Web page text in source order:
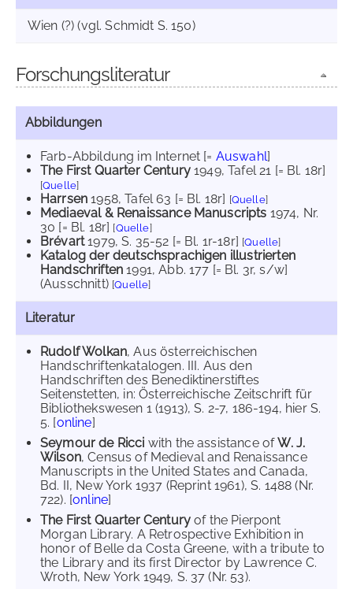
Wien (?) (vgl. Schmidt S. 150)
Forschungsliteratur
Abbildungen
Farb-Abbildung im Internet [= Auswahl]
The First Quarter Century 1949, Tafel 21 [= Bl. 18r]
[Quelle]
Harrsen 1958, Tafel 63 [= Bl. 18r] [Quelle]
Mediaeval & Renaissance Manuscripts 1974, Nr.
30 [= Bl. 18r] [Quelle]
Brévart1979, S. 35-52 [= Bl. 1r-18r] [Quelle]
Katalog der deutschsprachigen illustrierten
Handschriften 1991, Abb. 177 [= Bl. 3r, s/w]
(Ausschnitt) [Quelle]
Literatur
Rudolf Wolkan, Aus österreichischen
Handschriftenkatalogen. III. Aus den
Handschriften des Benediktinerstiftes
Seitenstetten, in: Österreichische Zeitschrift für
Bibliothekswesen 1 (1913), S. 2-7, 186-194, hier S.
5. [online]
Seymour de Ricci with the assistance ofW. J.
Wilson, Census of Medieval and Renaissance
Manuscripts in the United States and Canada,
Bd. II, New York 1937 (Reprint 1961), S. 1488 (Nr.
722). [online]
The First Quarter Century of the Pierpont
Morgan Library. A Retrospective Exhibition in
honor of Belle da Costa Greene, with a tribute to
the Library and its first Director by Lawrence C.
Wroth, New York 1949, S. 37 (Nr. 53).